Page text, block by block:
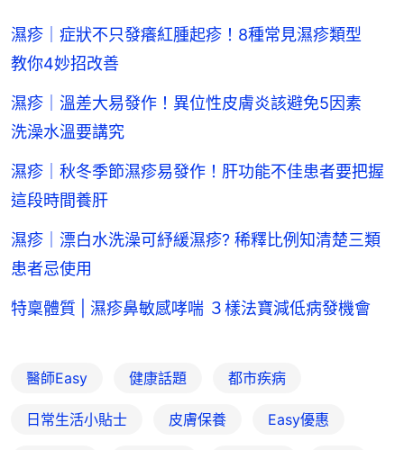
濕疹｜症狀不只發癢紅腫起疹！8種常見濕疹類型
教你4妙招改善
濕疹｜溫差大易發作！異位性皮膚炎該避免5因素
洗澡水溫要講究
濕疹｜秋冬季節濕疹易發作！肝功能不佳患者要把握
這段時間養肝
濕疹｜漂白水洗澡可紓緩濕疹? 稀釋比例知清楚三類
患者忌使用
特稟體質 | 濕疹鼻敏感哮喘 ３樣法寶減低病發機會
醫師Easy 健康話題 都市疾病
日常生活小貼士 皮膚保養 Easy優惠